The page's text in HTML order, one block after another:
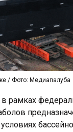
/ Фото: Медиапалуба
в рамках